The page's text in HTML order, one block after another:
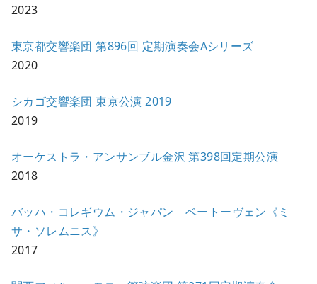
2023
東京都交響楽団 第896回 定期演奏会Aシリーズ
2020
シカゴ交響楽団 東京公演 2019
2019
オーケストラ・アンサンブル金沢 第398回定期公演
2018
バッハ・コレギウム・ジャパン ベートーヴェン《ミ
サ・ソレムニス》
2017